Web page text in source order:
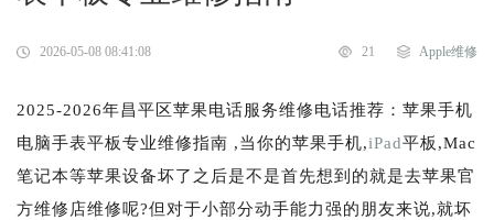
2026-05-08 08:41:08 21 Apple维修
2025-2026年昌平区苹果电话服务维修电话推荐：苹果手机
电脑手表平板专业维修指南 ,当你的苹果手机,iPad平板,Mac
笔记本等苹果设备坏了之后是不是首先想到的就是去苹果官
方维修店维修呢?但对于小部分动手能力强的朋友来说,就坏